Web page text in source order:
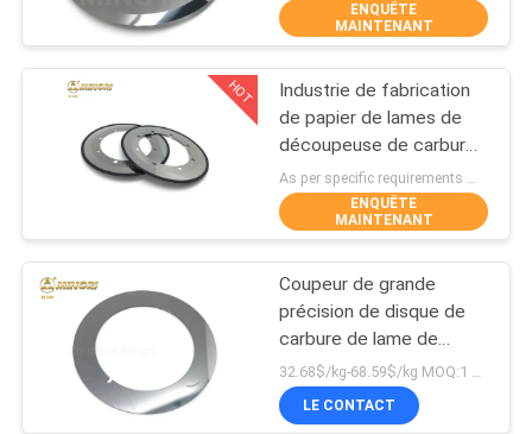
DEMANDEZ
UNE
CITATION
SITE
PRIVACY
POLICY
Goujons de carbure
de tungstène pour
HPGR
Lame de coupeur de
carbure de
tungstène
116
ENQUÊTE
MAINTENANT
HOT
Industrie de fabrication
de papier de lames de
découpeuse de carbure
de tungstène coupe de
papier ondulée
As per specific requirements MOQ:2pcs
ENQUÊTE
MAINTENANT
Coupeur de grande
précision de disque de
carbure de lame de
découpeuse de comité
technique pour la
machine de fente de
LE CONTACT